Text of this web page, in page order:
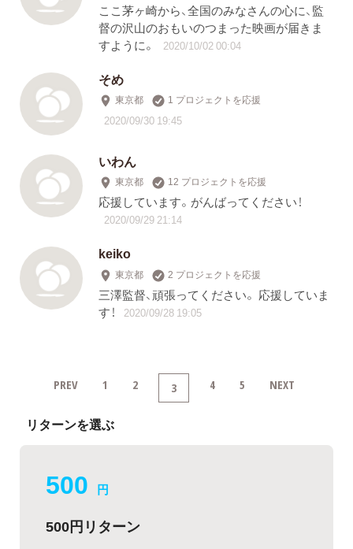
ここ茅ヶ崎から、全国のみなさんの心に、監
督の沢山のおもいのつまった映画が届きま
すように。
2020/10/02 00:04
そめ
東京都 1 プロジェクトを応援
2020/09/30 19:45
いわん
東京都 12 プロジェクトを応援
応援しています。がんばってください！
2020/09/29 21:14
keiko
東京都 2 プロジェクトを応援
三澤監督、頑張ってください。 応援していま
す！
2020/09/28 19:05
PREV 1 2 3 4 5 NEXT
リターンを選ぶ
500 円
500円リターン